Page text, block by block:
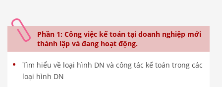
Phần 1: Công việc kế toán tại doanh nghiệp mới
thành lập và đang hoạt động.
Tìm hiểu về loại hình DN và công tác kế toán trong các
loại hình DN